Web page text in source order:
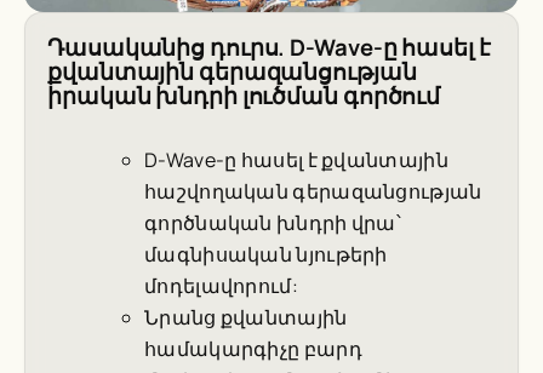
Դասականից դուրս. D-Wave-ը հասել է
քվանտային գերազանցության
իրական խնդրի լուծման գործում
D-Wave-ը հասել է քվանտային
հաշվողական գերազանցության
գործնական խնդրի վրա՝
մագնիսական նյութերի
մոդելավորում:
Նրանց քվանտային
համակարգիչը բարդ